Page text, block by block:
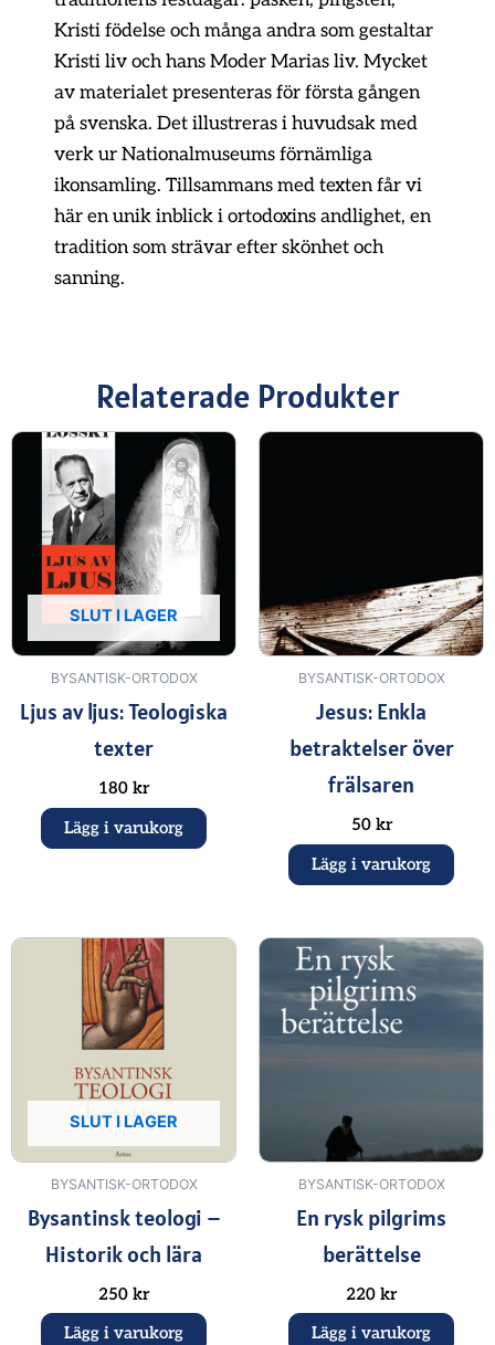
Kristi födelse och många andra som gestaltar
Kristi liv och hans Moder Marias liv. Mycket
av materialet presenteras för första gången
på svenska. Det illustreras i huvudsak med
verk ur Nationalmuseums förnämliga
ikonsamling. Tillsammans med texten får vi
här en unik inblick i ortodoxins andlighet, en
tradition som strävar efter skönhet och
sanning.
Relaterade Produkter
SLUT I LAGER
BYSANTISK-ORTODOX
Ljus av ljus: Teologiska
texter
180 kr
Lägg i varukorg
BYSANTISK-ORTODOX
Jesus: Enkla
betraktelser över
frälsaren
50 kr
Lägg i varukorg
SLUT I LAGER
BYSANTISK-ORTODOX
Bysantinsk teologi –
Historik och lära
250 kr
Lägg i varukorg
BYSANTISK-ORTODOX
En rysk pilgrims
berättelse
220 kr
Lägg i varukorg